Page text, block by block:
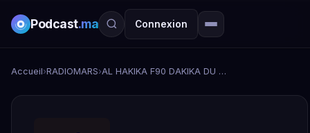
Podcast.ma Connexion
Accueil›RADIOMARS› AL HAKIKA F90 DAKIKA DU LUNDI 04 MAI - LE REPLAY